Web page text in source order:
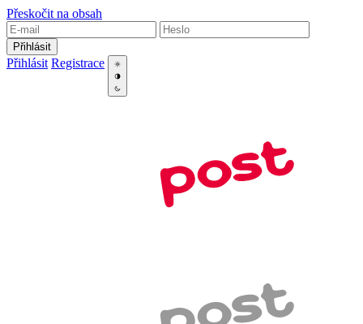
Přeskočit na obsah
Přihlásit
Přihlásit Registrace